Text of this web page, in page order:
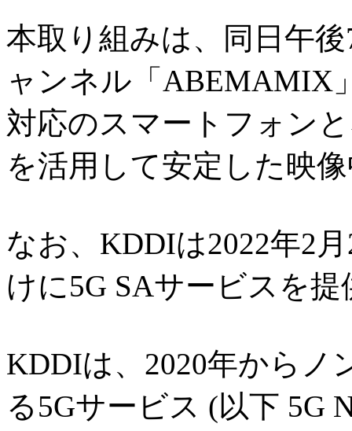
本取り組みは、同日午
ャンネル「ABEMAMIX
対応のスマートフォン
を活用して安定した映
なお、KDDIは2022年2
けに5G SAサービスを
KDDIは、2020年からノ
る5Gサービス (以下 5G